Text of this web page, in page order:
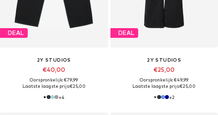
DEAL
2Y STUDIOS
€40,00
Oorspronkelijk: €79,99
Laatste laagste prijs:€25,00
+4
DEAL
2Y STUDIOS
€25,00
Oorspronkelijk: €49,99
Laatste laagste prijs:€25,00
+2